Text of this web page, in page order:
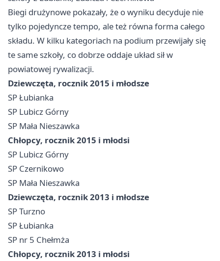
Biegi drużynowe pokazały, że o wyniku decyduje nie
tylko pojedyncze tempo, ale też równa forma całego
składu. W kilku kategoriach na podium przewijały się
te same szkoły, co dobrze oddaje układ sił w
powiatowej rywalizacji.
Dziewczęta, rocznik 2015 i młodsze
SP Łubianka
SP Lubicz Górny
SP Mała Nieszawka
Chłopcy, rocznik 2015 i młodsi
SP Lubicz Górny
SP Czernikowo
SP Mała Nieszawka
Dziewczęta, rocznik 2013 i młodsze
SP Turzno
SP Łubianka
SP nr 5 Chełmża
Chłopcy, rocznik 2013 i młodsi